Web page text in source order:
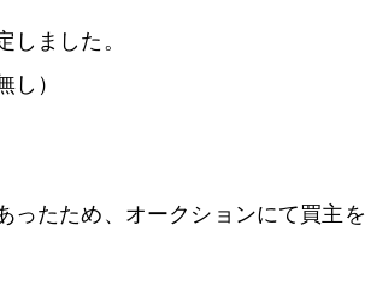
ました。
し）
たため、オークションにて買主